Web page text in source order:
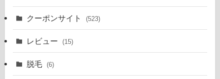
クーポンサイト (523)
レビュー (15)
脱毛 (6)